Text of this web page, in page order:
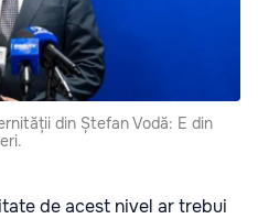
din Ștefan Vodă: E din
de acest nivel ar trebui